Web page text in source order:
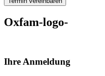
Oxfam-logo-
Ihre Anmeldung